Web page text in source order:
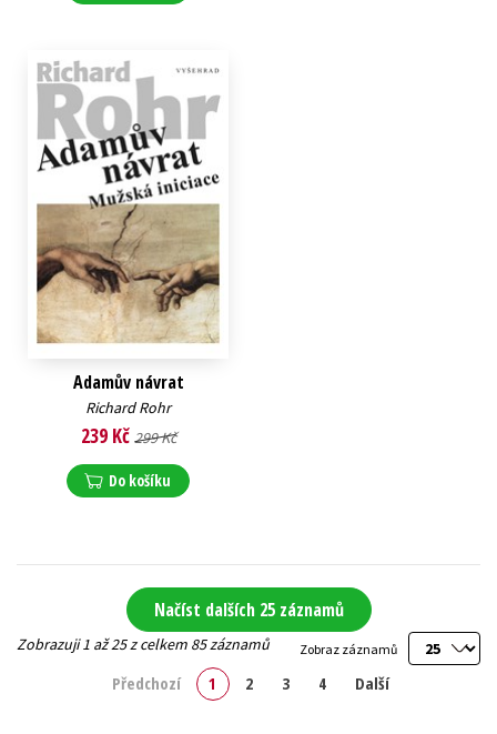
Adamův návrat
Richard Rohr
239 Kč 299 Kč
Do košíku
Načíst dalších 25 záznamů
Zobraz záznamů
Zobrazuji 1 až 25 z celkem 85 záznamů
Předchozí 1 2 3 4 Další